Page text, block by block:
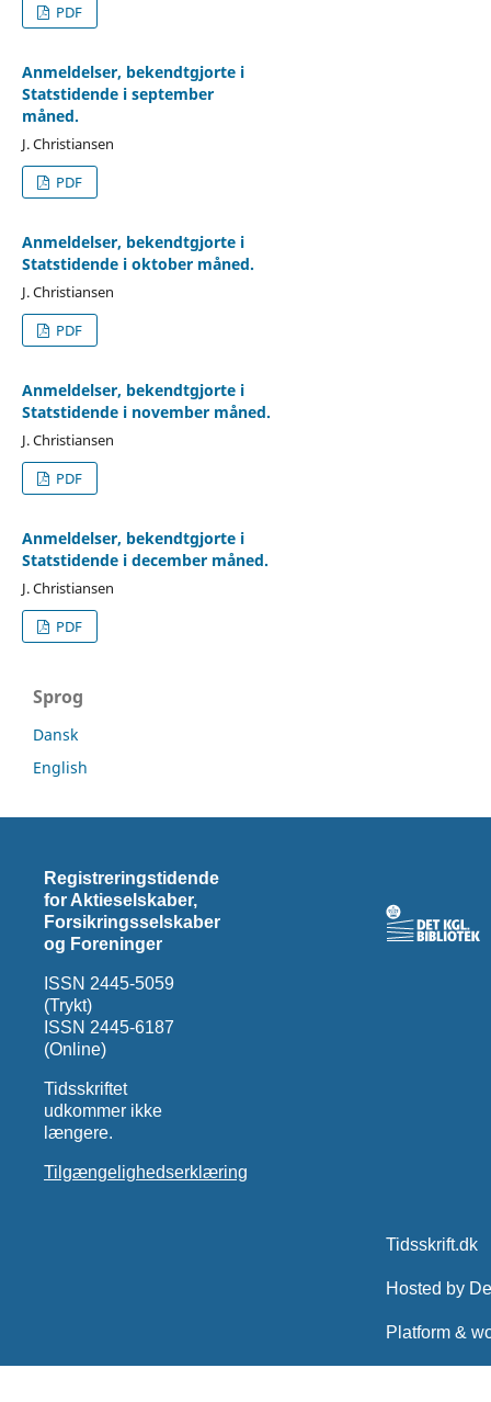
PDF
Anmeldelser, bekendtgjorte i
Statstidende i september
måned.
J. Christiansen
PDF
Anmeldelser, bekendtgjorte i
Statstidende i oktober måned.
J. Christiansen
PDF
Anmeldelser, bekendtgjorte i
Statstidende i november måned.
J. Christiansen
PDF
Anmeldelser, bekendtgjorte i
Statstidende i december måned.
J. Christiansen
PDF
Sprog
Dansk
English
Registreringstidende
for Aktieselskaber,
Forsikringsselskaber
og Foreninger
ISSN 2445-5059
(Trykt)
ISSN 2445-6187
(Online)
Tidsskriftet
udkommer ikke
længere.
Tilgængelighedserklæring